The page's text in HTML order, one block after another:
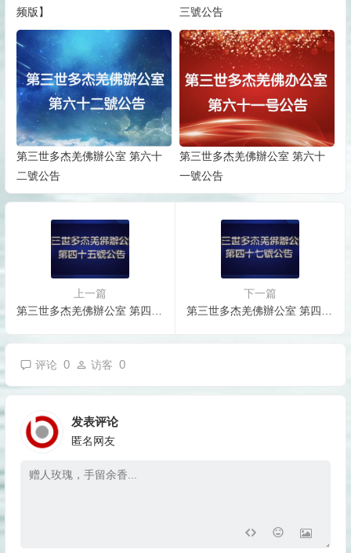
频版】
三號公告
第三世多杰羌佛辦公室 第六十
二號公告
第三世多杰羌佛辦公室 第六十
一號公告
上一篇
第三世多杰羌佛辦公室 第四十五號公告
下一篇
第三世多杰羌佛辦公室 第四十七號公告
评论 0 访客 0
发表评论
匿名网友